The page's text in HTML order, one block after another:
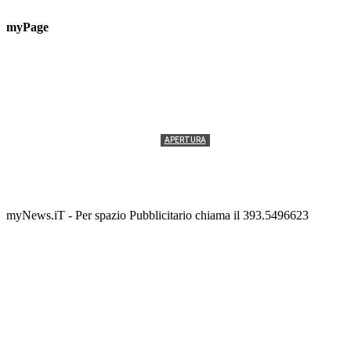
myPage
APERTURA
myNews.iT - Per spazio Pubblicitario chiama il 393.5496623